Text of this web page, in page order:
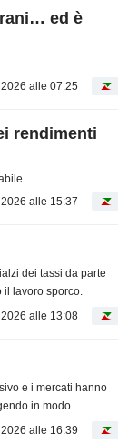
ed è
alle 07:25
rendimenti
alle 15:37
dei tassi da parte
il lavoro sporco.
alle 13:08
e i mercati hanno
in modo
alle 16:39